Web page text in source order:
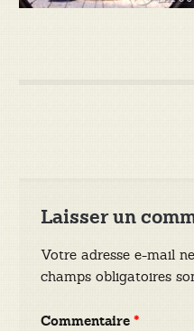
Laisser un
Votre adresse e-mail
champs obligatoires
Commentaire*